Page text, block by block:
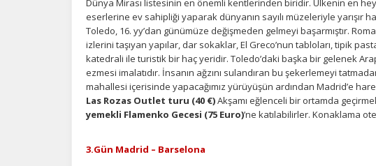
Oturum yönetimi,
çerezler olmadan
İstatistik
Ziyaretçilerin
sayfaların
anlamamıza
eserlerine ev sahipliği yaparak dünyanın sayılı müzeleriyle yarışır
Toledo, 16. yy’dan günümüze değişmeden gelmeyi başarmıştır.
izlerini taşıyan yapılar, dar sokaklar, El Greco’nun tabloları, tipik
katedrali ile turistik bir haç yeridir. Toledo’daki başka bir gelenek
ezmesi imalatıdır. İnsanın ağzını sulandıran bu şekerlemeyi
mahallesi içerisinde yapacağımız yürüyüşün ardından Madrid’e
Las Rozas Outlet turu (40 €)Akşamı eğlenceli bir ortamda
yemekli Flamenko Gecesi (75 Euro)’ne katılabilirler. Konaklama
3.Gün Madrid – Barselona